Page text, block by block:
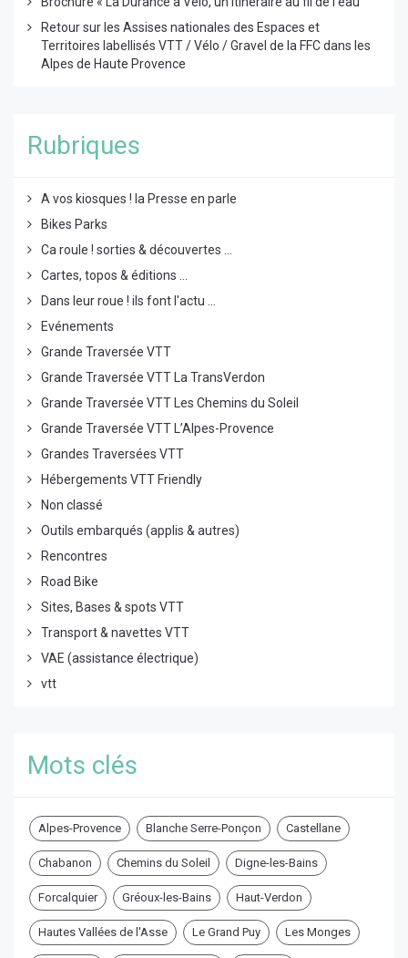
Retour sur les Assises nationales des Espaces et
Territoires labellisés VTT / Vélo / Gravel de la FFC dans les
Alpes de Haute Provence
Rubriques
A vos kiosques ! la Presse en parle
Bikes Parks
Ca roule ! sorties & découvertes ...
Cartes, topos & éditions ...
Dans leur roue ! ils font l'actu ...
Evénements
Grande Traversée VTT
Grande Traversée VTT La TransVerdon
Grande Traversée VTT Les Chemins du Soleil
Grande Traversée VTT L’Alpes-Provence
Grandes Traversées VTT
Hébergements VTT Friendly
Non classé
Outils embarqués (applis & autres)
Rencontres
Road Bike
Sites, Bases & spots VTT
Transport & navettes VTT
VAE (assistance électrique)
vtt
Mots clés
Alpes-Provence Blanche Serre-Ponçon Castellane
Chabanon Chemins du Soleil Digne-les-Bains
Forcalquier Gréoux-les-Bains Haut-Verdon
Hautes Vallées de l'Asse Le Grand Puy Les Monges